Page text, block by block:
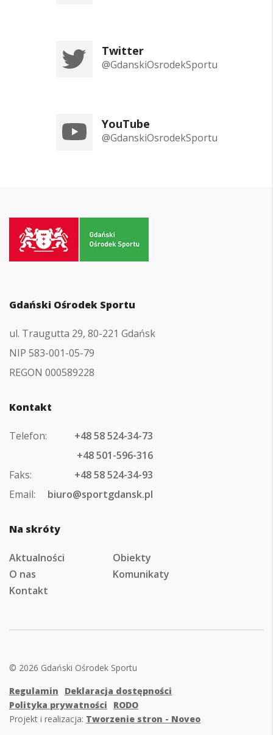
Twitter
@GdanskiOsrodekSportu
YouTube
@GdanskiOsrodekSportu
strony
Gdański Ośrodek Sportu
ul. Traugutta 29, 80-221 Gdańsk
NIP 583-001-05-79
REGON 000589228
Kontakt
Telefon:
+48 58 524-34-73
+48 501-596-316
Faks:
+48 58 524-34-93
Email:
biuro@sportgdansk.pl
Na skróty
Aktualności
Obiekty
O nas
Komunikaty
Kontakt
© 2026 Gdański Ośrodek Sportu
Regulamin
Deklaracja dostępności
Polityka prywatności
RODO
Projekt i realizacja: Tworzenie stron - Noveo